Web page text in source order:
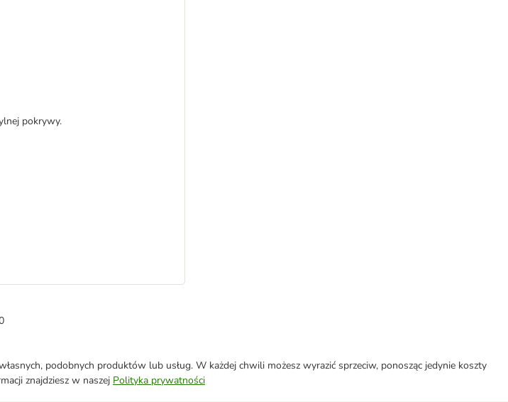
pokrywy.
podobnych produktów lub usług. W każdej chwili możesz wyrazić sprzeciw, ponosząc jedynie koszty
znajdziesz w naszej Polityka prywatności